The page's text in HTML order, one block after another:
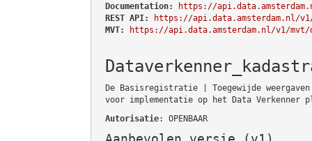
Documentation:
https://
REST API:
https://api.data.amsterdam.nl/
MVT:
https://api.data.amsterdam.nl/v1/
De Basisregistratie | Toegewijde
voor implementatie op het Data Verkenner
Autorisatie: OPENBAAR